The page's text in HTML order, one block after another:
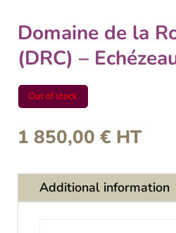
Domaine de la
(DRC) –
Out of stock
1 850,00 € HT
Additional information